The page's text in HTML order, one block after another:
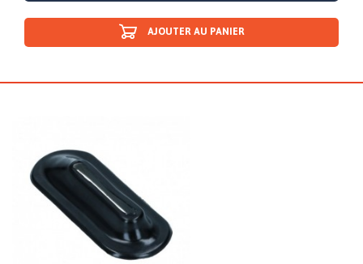
AJOUTER AU PANIER